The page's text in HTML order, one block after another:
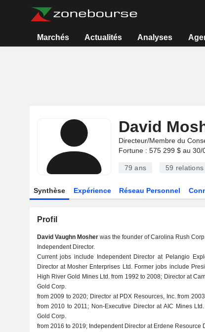
Marchés Actualités Analyses
David
Directeur/Membre du
Fortune : 575 299 $ au 30/
79 ans 59 relations
Synthèse Expérience Réseau Personnel
Profil
David Vaughn Mosherwas the founder of Carolina Rush
Independent Director.
Current jobs include Independent Director at Pelangio
Director at Mosher Enterprises Ltd. Former jobs include
High River Gold Mines Ltd. from 1992 to 2008; Director at
Gold Corp.
from 2009 to 2020; Director at PDX Resources, Inc. from
from 2010 to 2011; Non-Executive Director at AIC Mines
Gold Corp.
from 2016 to 2019; Independent Director at Erdene Resource